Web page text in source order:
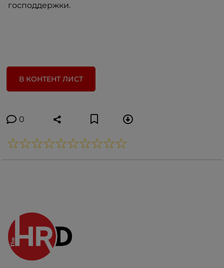
господдержки.
В КОНТЕНТ ЛИСТ
0